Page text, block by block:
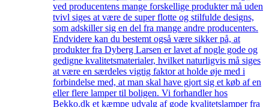
ved producentens mange forskellige produkter må uden
tvivl siges at være de super flotte og stilfulde designs,
som adskiller sig en del fra mange andre producenters.
Endvidere kan du bestemt også være sikker på, at
produkter fra Dyberg Larsen er lavet af nogle gode og
gedigne kvalitetsmaterialer, hvilket naturligvis må siges
at være en særdeles vigtig faktor at holde øje med i
forbindelse med, at man skal have gjort sig et køb af en
eller flere lamper til boligen. Vi forhandler hos
Bekko.dk et kæmpe udvalg af gode kvalitetslamper fra